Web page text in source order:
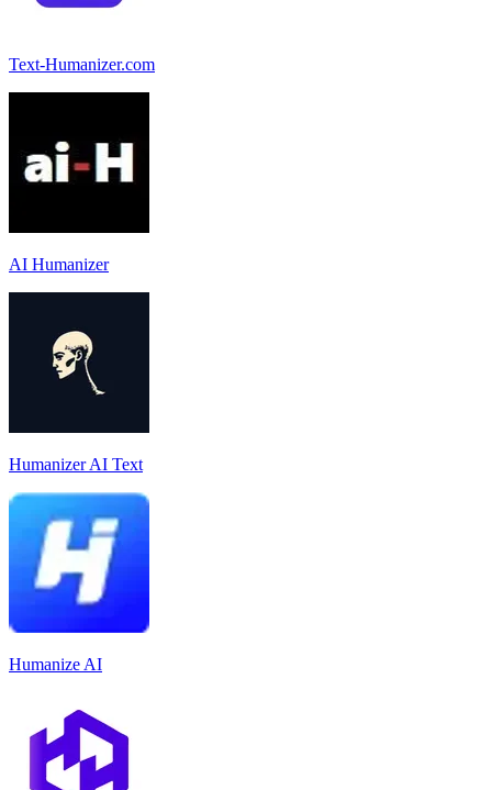
Text-Humanizer.com
AI Humanizer
Humanizer AI Text
Humanize AI